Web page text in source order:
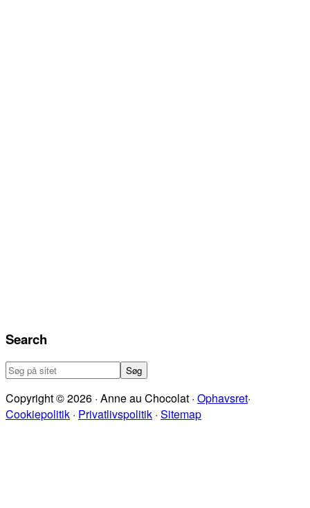
Search
Søg
sitet
Copyright © 2026 · Anne au Chocolat · Ophavsret·
Cookiepolitik · Privatlivspolitik · Sitemap